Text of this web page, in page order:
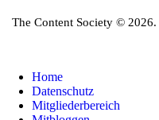
The Content Society © 2026.
Home
Datenschutz
Mitgliederbereich